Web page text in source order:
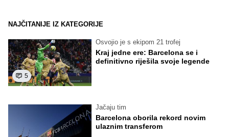
NAJČITANIJE IZ KATEGORIJE
5
Osvojio je s ekipom 21 trofej
Kraj jedne ere: Barcelona se i
definitivno riješila svoje legende
Jačaju tim
Barcelona oborila rekord novim
ulaznim transferom